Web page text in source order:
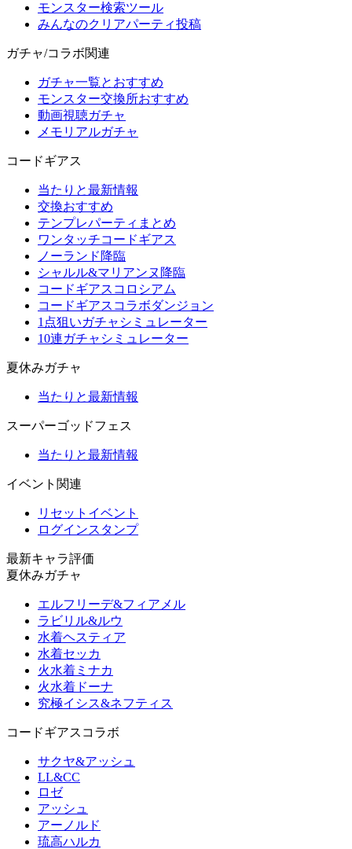
モンスター検索ツール
みんなのクリアパーティ投稿
ガチャ/コラボ関連
ガチャ一覧とおすすめ
モンスター交換所おすすめ
動画視聴ガチャ
メモリアルガチャ
コードギアス
当たりと最新情報
交換おすすめ
テンプレパーティまとめ
ワンタッチコードギアス
ノーランド降臨
シャルル&マリアンヌ降臨
コードギアスコロシアム
コードギアスコラボダンジョン
1点狙いガチャシミュレーター
10連ガチャシミュレーター
夏休みガチャ
当たりと最新情報
スーパーゴッドフェス
当たりと最新情報
イベント関連
リセットイベント
ログインスタンプ
最新キャラ評価
夏休みガチャ
エルフリーデ&フィアメル
ラビリル&ルウ
水着ヘスティア
水着セッカ
火水着ミナカ
火水着ドーナ
究極イシス&ネフティス
コードギアスコラボ
サクヤ&アッシュ
LL&CC
ロゼ
アッシュ
アーノルド
琉高ハルカ